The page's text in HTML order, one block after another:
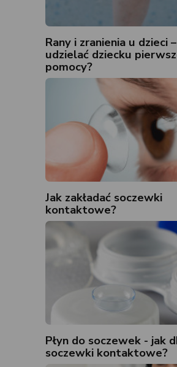
Rany i zranienia u dzieci
udzielać dziecku
pomocy?
Jak zakładać soczewki
kontaktowe?
Płyn do soczewek - jak
soczewki kontaktowe?